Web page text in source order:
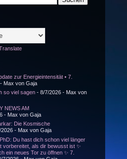
zur Energieintensität • 7.
Max von Gaja
so viel sagen- 8/7/2026- Max von
NEWS AM
- Max von Gaja
Die Kosmische
- Max von Gaja
Du hast dich schon viel länger
vorbereitet, als dir bewusst ist ✨
ein neues Tor zu öffnen ✨ 7.